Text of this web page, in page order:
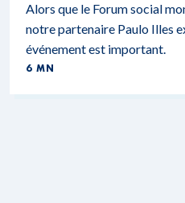
Alors que le Forum social
notre partenaire Paulo Illes
événement est important.
6 MN